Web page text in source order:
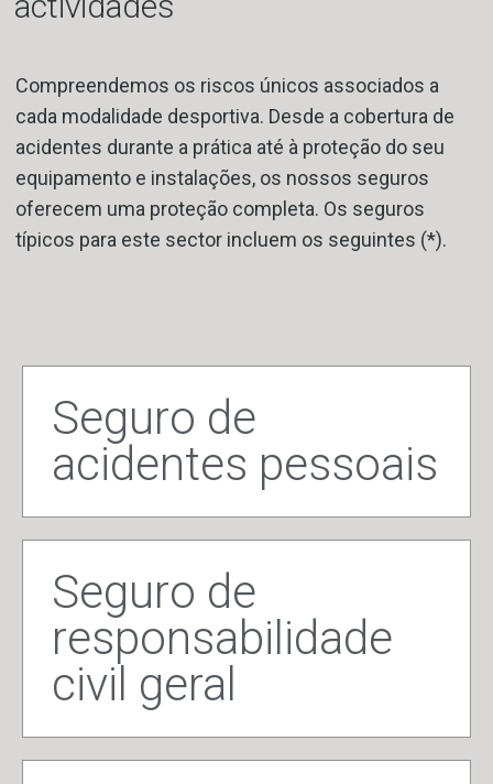
Compreendemos os riscos únicos associados a
cada modalidade desportiva. Desde a cobertura de
acidentes durante a prática até à proteção do seu
equipamento e instalações, os nossos seguros
oferecem uma proteção completa. Os seguros
típicos para este sector incluem os seguintes (*).
Seguro de
acidentes pessoais
Seguro de
responsabilidade
civil geral